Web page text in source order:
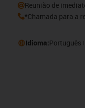
Reunião de
*Chamada para a
Idioma:Português